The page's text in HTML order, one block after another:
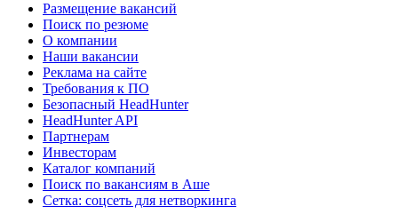
Размещение вакансий
Поиск по резюме
О компании
Наши вакансии
Реклама на сайте
Требования к ПО
Безопасный HeadHunter
HeadHunter API
Партнерам
Инвесторам
Каталог компаний
Поиск по вакансиям в Аше
Сетка: соцсеть для нетворкинга